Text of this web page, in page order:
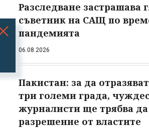
Разследване застрашава
съветник на САЩ по
пандемията
06.08.2026
Пакистан: за да
три големи града,
журналисти ще трябва да
разрешение от властите